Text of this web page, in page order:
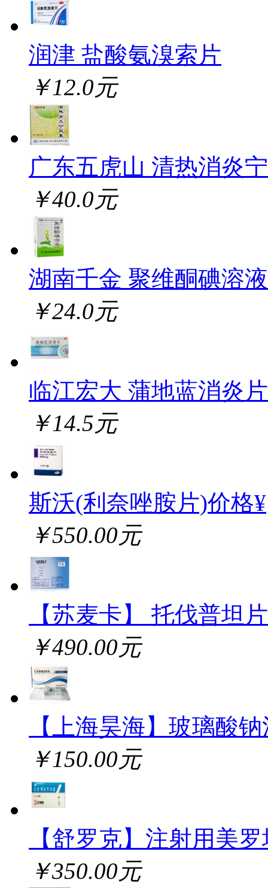
润津 盐酸氨溴索片
￥12.0元
广东五虎山 清热消炎
￥40.0元
湖南千金 聚维酮碘溶液
￥24.0元
临江宏大 蒲地蓝消炎片
￥14.5元
斯沃(利奈唑胺片)价格¥
￥550.00元
【苏麦卡】 托伐普坦片
￥490.00元
【上海昊海】玻璃酸
￥150.00元
【舒罗克】注射用美
￥350.00元